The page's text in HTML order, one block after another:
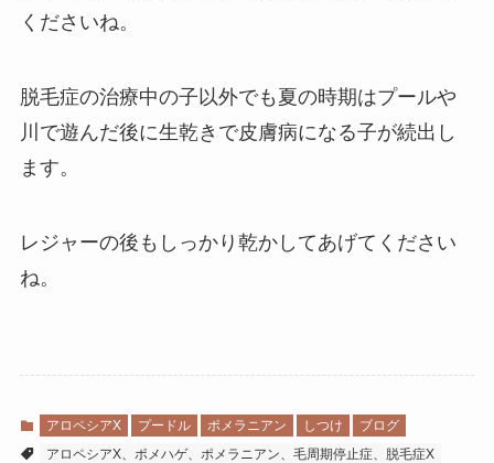
くださいね。
脱毛症の治療中の子以外でも夏の時期はプールや
川で遊んだ後に生乾きで皮膚病になる子が続出し
ます。
レジャーの後もしっかり乾かしてあげてください
ね。
アロペシアX プードル ポメラニアン しつけ
ブログ
アロペシアX、ポメハゲ、ポメラニアン、毛周期停止症、脱毛症X